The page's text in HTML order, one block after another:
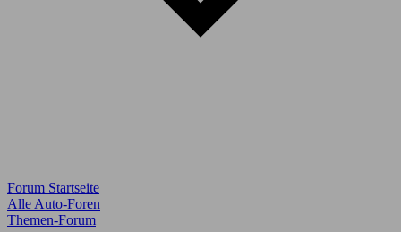
Forum Startseite
Alle Auto-Foren
Themen-Forum